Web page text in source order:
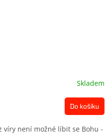
Skladem
Do košíku
víry není možné líbit se Bohu -